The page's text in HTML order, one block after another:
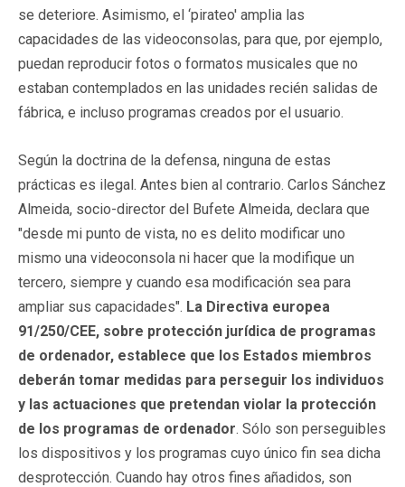
se deteriore. Asimismo, el ‘pirateo' amplia las
capacidades de las videoconsolas, para que, por ejemplo,
puedan reproducir fotos o formatos musicales que no
estaban contemplados en las unidades recién salidas de
fábrica, e incluso programas creados por el usuario.
Según la doctrina de la defensa, ninguna de estas
prácticas es ilegal. Antes bien al contrario. Carlos Sánchez
Almeida, socio-director del Bufete Almeida, declara que
"desde mi punto de vista, no es delito modificar uno
mismo una videoconsola ni hacer que la modifique un
tercero, siempre y cuando esa modificación sea para
ampliar sus capacidades". La Directiva europea
91/250/CEE, sobre protección jurídica de programas
de ordenador, establece que los Estados miembros
deberán tomar medidas para perseguir los individuos
y las actuaciones que pretendan violar la protección
de los programas de ordenador. Sólo son perseguibles
los dispositivos y los programas cuyo único fin sea dicha
desprotección. Cuando hay otros fines añadidos, son